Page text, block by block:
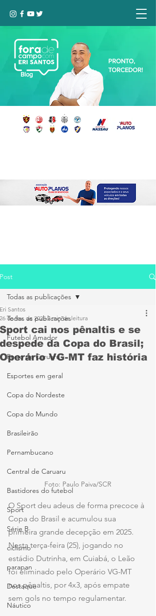
Blog
PRONTO,
TORCEDOR!
Post
Todas as publicações
Futebol Amador
Porto de Caruaru
Esportes em geral
Copa do Nordeste
Copa do Mundo
Brasileirão
Pernambucano
Central de Caruaru
Bastidores do futebol
Sport
Série B
ciclismo
parapan
Destaque
Náutico
Todas as publicações
Sport cai nos pênaltis e se
despede da Copa do Brasil;
Operário VG-MT faz história
Eri Santos
26 de fev. de 2025 2 min de leitura
Foto: Paulo Paiva/SCR
O Sport deu adeus de forma precoce à
Copa do Brasil e acumulou sua
primeira grande decepção em 2025.
Nesta terça-feira (25), jogando no
estádio Dutrinha, em Cuiabá, o Leão
foi eliminado pelo Operário VG-MT
nos pênaltis, por 4x3, após empate
sem gols no tempo regulamentar.